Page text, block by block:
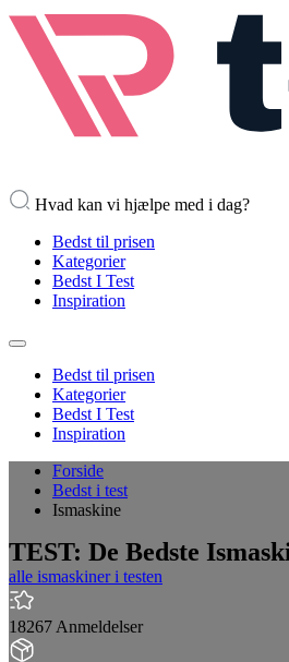
Hvad kan vi hjælpe med i dag?
Bedst til prisen
Kategorier
Bedst I Test
Inspiration
Bedst til prisen
Kategorier
Bedst I Test
Inspiration
Forside
Bedst i test
Ismaskine
TEST: De Bedste
alle ismaskiner i testen
18267 Anmeldelser